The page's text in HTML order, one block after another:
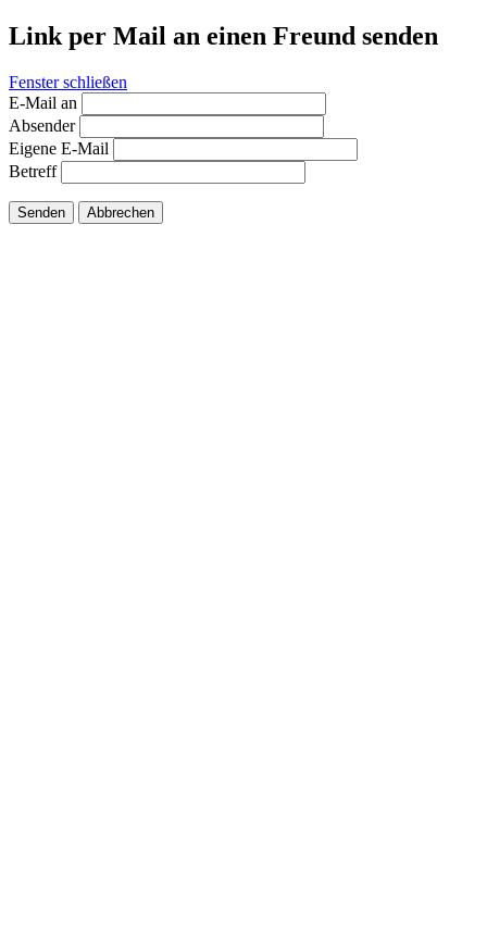
Link per Mail an einen Freund senden
Fenster schließen
E-Mail an
Absender
Eigene E-Mail
Betreff
Senden Abbrechen